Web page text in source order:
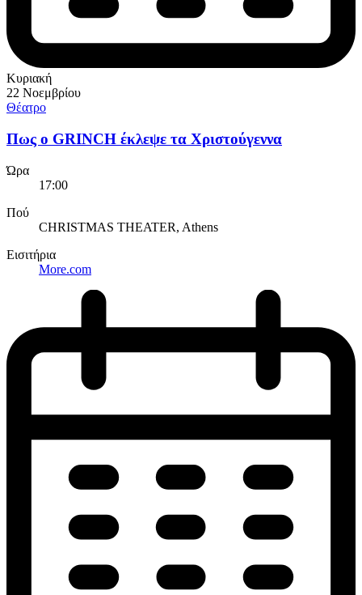
Κυριακή
22 Νοεμβρίου
Θέατρο
Πως ο GRINCH έκλεψε τα Χριστούγεννα
Ώρα
17:00
Πού
CHRISTMAS THEATER, Athens
Εισιτήρια
More.com